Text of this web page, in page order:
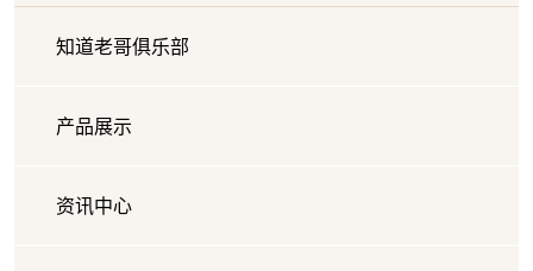
知道老哥俱乐部
产品展示
资讯中心